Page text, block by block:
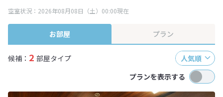
※表示されている旅行代金・プラン内容は一定時間ごとに更新されます。最
終確認画面でご確認ください。
空室状況：2026年08月08日（土）00:00現在
お部屋 プラン
候補： 2 部屋タイプ
人気順
プランを表示する